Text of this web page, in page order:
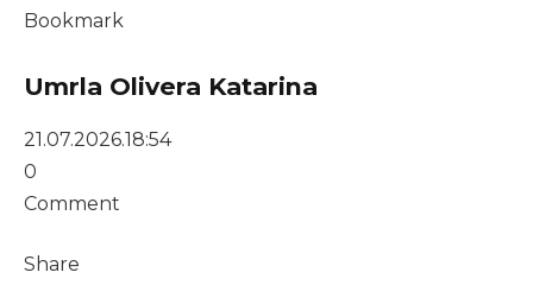
Bookmark
Umrla Olivera Katarina
21.07.2026.18:54
0
Comment
Share